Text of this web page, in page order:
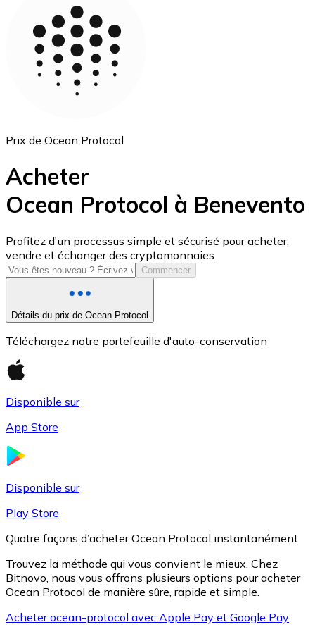
Ethereum
ETH
USD Coin
USDC
Prix de Ocean Protocol
Acheter
Ocean Protocol à Benevento
Profitez d'un processus simple et sécurisé pour acheter,
vendre et échanger des cryptomonnaies.
Commencer
Détails du prix de Ocean Protocol
Téléchargez notre portefeuille d'auto-conservation
Disponible sur
App Store
Disponible sur
Play Store
Quatre façons d’acheter Ocean Protocol instantanément
Trouvez la méthode qui vous convient le mieux. Chez
Bitnovo, nous vous offrons plusieurs options pour acheter
Ocean Protocol de manière sûre, rapide et simple.
Acheter ocean-protocol avec Apple Pay et Google Pay